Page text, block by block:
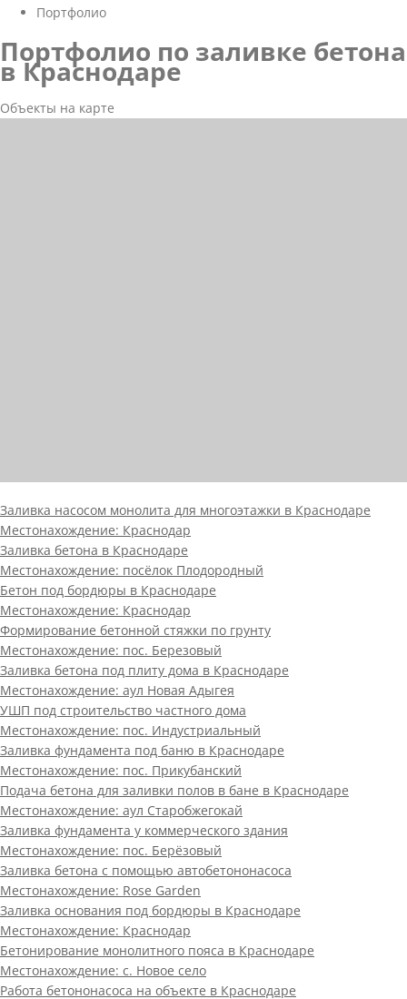
Портфолио
Портфолио по заливке бетона
в Краснодаре
Объекты на карте
Заливка насосом монолита для многоэтажки в Краснодаре
Местонахождение: Краснодар
Заливка бетона в Краснодаре
Местонахождение: посёлок Плодородный
Бетон под бордюры в Краснодаре
Местонахождение: Краснодар
Формирование бетонной стяжки по грунту
Местонахождение: пос. Березовый
Заливка бетона под плиту дома в Краснодаре
Местонахождение: аул Новая Адыгея
УШП под строительство частного дома
Местонахождение: пос. Индустриальный
Заливка фундамента под баню в Краснодаре
Местонахождение: пос. Прикубанский
Подача бетона для заливки полов в бане в Краснодаре
Местонахождение: аул Старобжегокай
Заливка фундамента у коммерческого здания
Местонахождение: пос. Берёзовый
Заливка бетона с помощью автобетононасоса
Местонахождение: Rose Garden
Заливка основания под бордюры в Краснодаре
Местонахождение: Краснодар
Бетонирование монолитного пояса в Краснодаре
Местонахождение: с. Новое село
Работа бетононасоса на объекте в Краснодаре